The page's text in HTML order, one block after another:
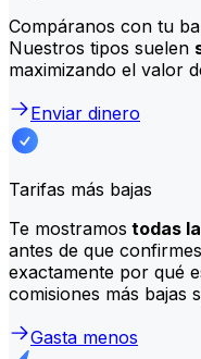
Compáranos con tu
Nuestros tipos suelen
maximizando el valor
Enviar dinero
Tarifas más bajas
Te mostramos todas
antes de que
exactamente por qué
comisiones más bajas
Gasta menos